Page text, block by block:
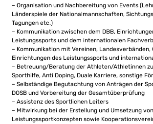
– Organisation und Nachbereitung von Events
Länderspiele der Nationalmannschaften,
Tagungen etc.)
– Kommunikation zwischen dem DBB,
Leistungssports und dem internationalen
– Kommunikation mit Vereinen, Landesverbänden,
Einrichtungen des Leistungssports und
– Betreuung/Beratung der Athleten/Athletinnen
Sporthilfe, Anti Doping, Duale Karriere, sonstige
– Selbständige Begutachtung von Anträgen der
DOSB und Vorbereitung der Gesamtüberprüfung
– Assistenz des Sportlichen Leiters
– Mitwirkung bei der Erstellung und Umsetzung von
Leistungssportkonzepten sowie